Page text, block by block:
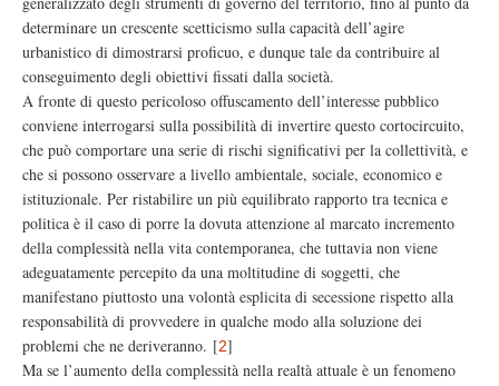
determinare un crescente scetticismo sulla capacità dell’agire
urbanistico di dimostrarsi proficuo, e dunque tale da contribuire al
conseguimento degli obiettivi fissati dalla società.
A fronte di questo pericoloso offuscamento dell’interesse pubblico
conviene interrogarsi sulla possibilità di invertire questo cortocircuito,
che può comportare una serie di rischi significativi per la collettività, e
che si possono osservare a livello ambientale, sociale, economico e
istituzionale. Per ristabilire un più equilibrato rapporto tra tecnica e
politica è il caso di porre la dovuta attenzione al marcato incremento
della complessità nella vita contemporanea, che tuttavia non viene
adeguatamente percepito da una moltitudine di soggetti, che
manifestano piuttosto una volontà esplicita di secessione rispetto alla
responsabilità di provvedere in qualche modo alla soluzione dei
problemi che ne deriveranno. [2]
Ma se l’aumento della complessità nella realtà attuale è un fenomeno